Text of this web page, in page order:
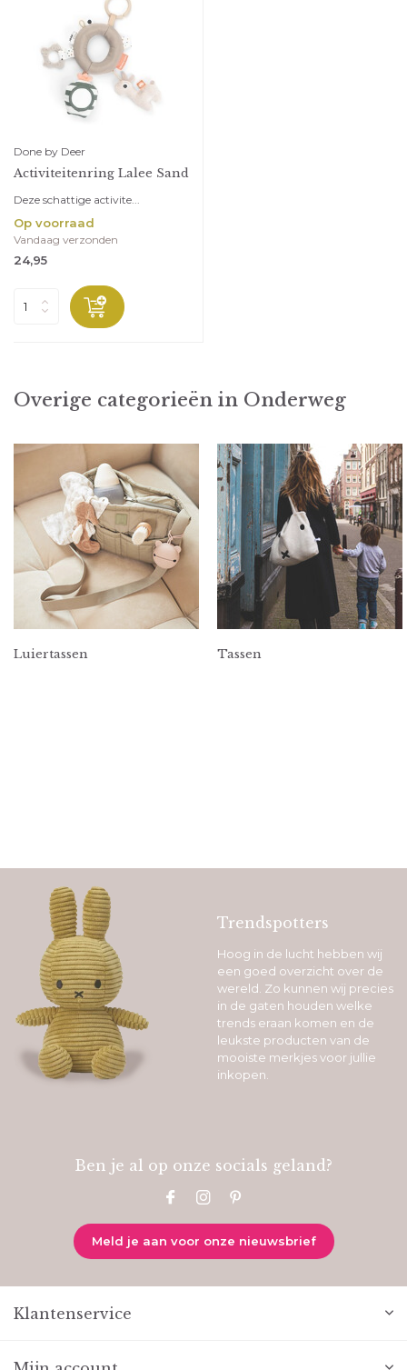
Done by Deer
Activiteitenring Lalee Sand
Deze schattige activite...
Op voorraad
Vandaag verzonden
24,95
Overige categorieën in Onderweg
Luiertassen Tassen
Trendspotters
Hoog in de lucht hebben wij
een goed overzicht over de
wereld. Zo kunnen wij precies
in de gaten houden welke
trends eraan komen en de
leukste producten van de
mooiste merkjes voor jullie
inkopen.
Ben je al op onze socials geland?
Meld je aan voor onze nieuwsbrief
Klantenservice